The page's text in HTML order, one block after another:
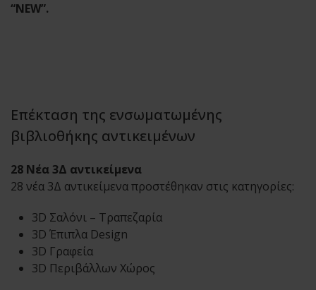
“ΝΕW”.
Επέκταση της ενσωματωμένης
βιβλιοθήκης αντικειμένων
28 Νέα 3Δ αντικείμενα
28 νέα 3Δ αντικείμενα προστέθηκαν στις κατηγορίες:
3D Σαλόνι – Τραπεζαρία
3D Έπιπλα Design
3D Γραφεία
3D Περιβάλλων Χώρος